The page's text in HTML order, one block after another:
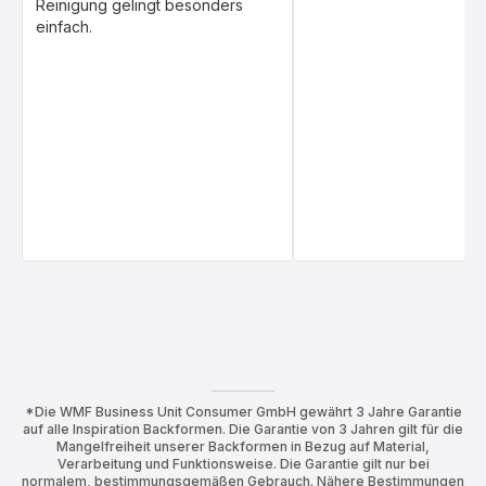
Reinigung gelingt besonders
einfach.
*Die WMF Business Unit Consumer GmbH gewährt 3 Jahre Garantie
auf alle Inspiration Backformen. Die Garantie von 3 Jahren gilt für die
Mangelfreiheit unserer Backformen in Bezug auf Material,
Verarbeitung und Funktionsweise. Die Garantie gilt nur bei
normalem, bestimmungsgemäßen Gebrauch. Nähere Bestimmungen